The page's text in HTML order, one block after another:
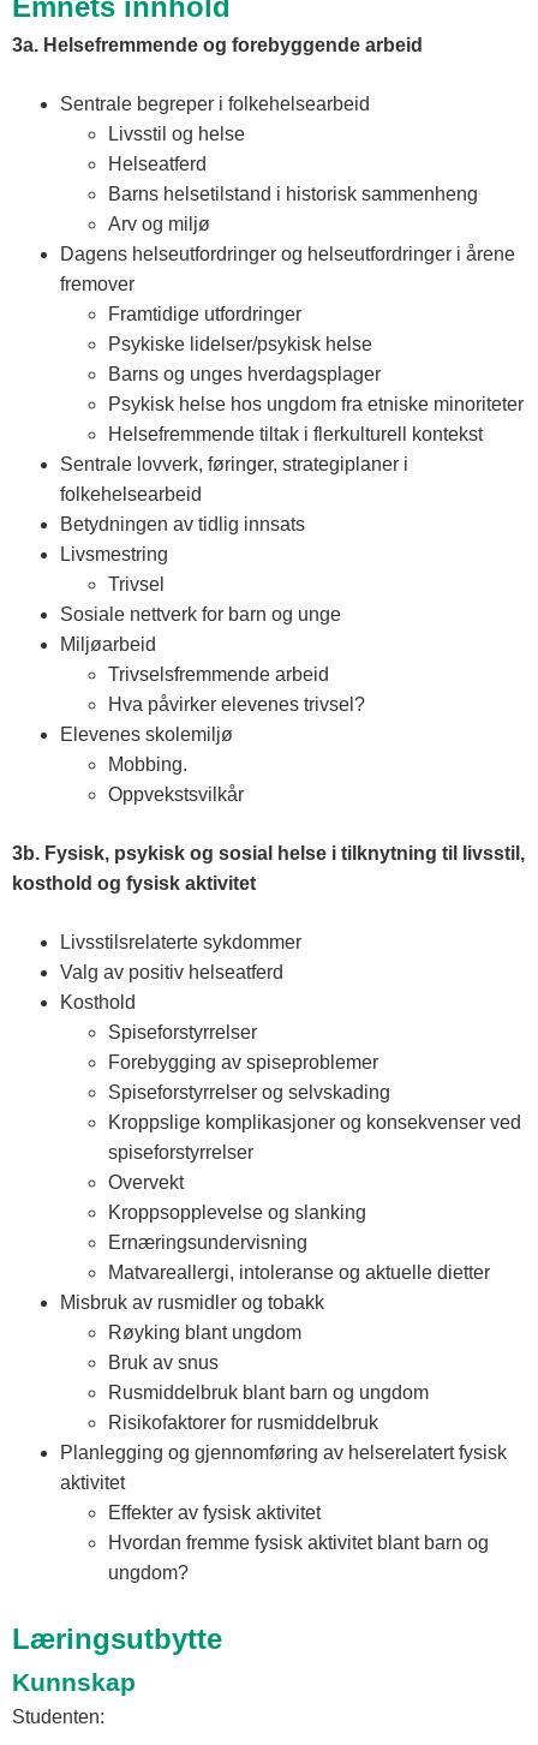
3a. Helsefremmende og forebyggende arbeid
Sentrale begreper i folkehelsearbeid
Livsstil og helse
Helseatferd
Barns helsetilstand i historisk sammenheng
Arv og miljø
Dagens helseutfordringer og helseutfordringer i årene
fremover
Framtidige utfordringer
Psykiske lidelser/psykisk helse
Barns og unges hverdagsplager
Psykisk helse hos ungdom fra etniske minoriteter
Helsefremmende tiltak i flerkulturell kontekst
Sentrale lovverk, føringer, strategiplaner i
folkehelsearbeid
Betydningen av tidlig innsats
Livsmestring
Trivsel
Sosiale nettverk for barn og unge
Miljøarbeid
Trivselsfremmende arbeid
Hva påvirker elevenes trivsel?
Elevenes skolemiljø
Mobbing.
Oppvekstsvilkår
3b. Fysisk, psykisk og sosial helse i tilknytning til livsstil,
kosthold og fysisk aktivitet
Livsstilsrelaterte sykdommer
Valg av positiv helseatferd
Kosthold
Spiseforstyrrelser
Forebygging av spiseproblemer
Spiseforstyrrelser og selvskading
Kroppslige komplikasjoner og konsekvenser ved
spiseforstyrrelser
Overvekt
Kroppsopplevelse og slanking
Ernæringsundervisning
Matvareallergi, intoleranse og aktuelle dietter
Misbruk av rusmidler og tobakk
Røyking blant ungdom
Bruk av snus
Rusmiddelbruk blant barn og ungdom
Risikofaktorer for rusmiddelbruk
Planlegging og gjennomføring av helserelatert fysisk
aktivitet
Effekter av fysisk aktivitet
Hvordan fremme fysisk aktivitet blant barn og
ungdom?
Læringsutbytte
Kunnskap
Studenten: